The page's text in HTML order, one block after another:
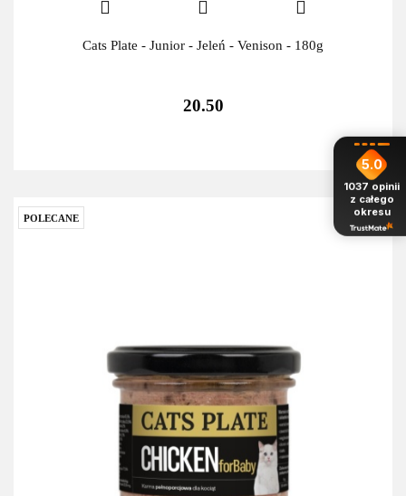
5.0
1037 opinii
z całego
okresu
Cats Plate - Junior - Jeleń - Venison - 180g
20.50
POLECANE